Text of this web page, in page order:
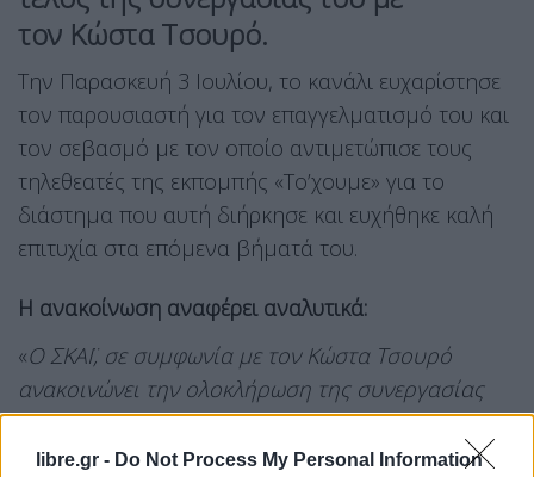
libre.gr - Do Not Process My Personal Information
τον Κώστα Τσουρό.
Την Παρασκευή 3 Ιουλίου, το κανάλι ευχαρίστησε
τον παρουσιαστή για τον επαγγελματισμό του και
τον σεβασμό με τον οποίο αντιμετώπισε τους
τηλεθεατές της εκπομπής «Το’χουμε» για το
διάστημα που αυτή διήρκησε και ευχήθηκε καλή
επιτυχία στα επόμενα βήματά του.
Η ανακοίνωση αναφέρει αναλυτικά:
«Ο ΣΚΑΪ, σε συμφωνία με τον Κώστα Τσουρό
ανακοινώνει την ολοκλήρωση της συνεργασίας
τους. Ο γνωστός δημοσιογράφος και
παρουσιαστής υπηρέτησε την εκπομπή ΤΟ